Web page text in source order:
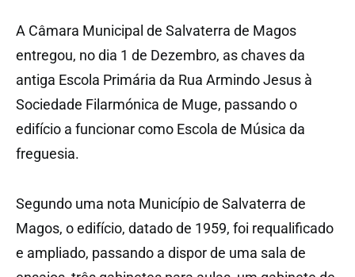
A Câmara Municipal de Salvaterra de Magos
entregou, no dia 1 de Dezembro, as chaves da
antiga Escola Primária da Rua Armindo Jesus à
Sociedade Filarmónica de Muge, passando o
edifício a funcionar como Escola de Música da
freguesia.
Segundo uma nota Município de Salvaterra de
Magos, o edifício, datado de 1959, foi requalificado
e ampliado, passando a dispor de uma sala de